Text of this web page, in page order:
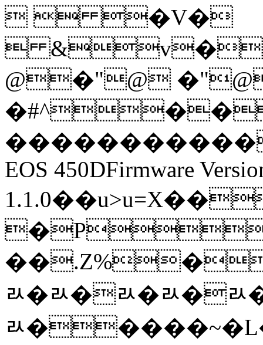
  �V�

@�"@
EOS 450DFirmware
ﾭ�ﾭ�ﾭ�ﾭ�ﾭ
ﾭ